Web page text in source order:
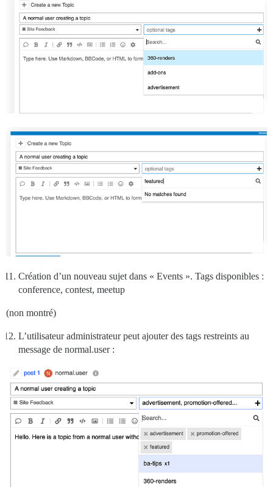
Création d’un nouveau sujet dans « Events ». Tags disponibles :
conference, contest, meetup
(non montré)
L’utilisateur administrateur peut ajouter des tags restreints au
message de normal.user :